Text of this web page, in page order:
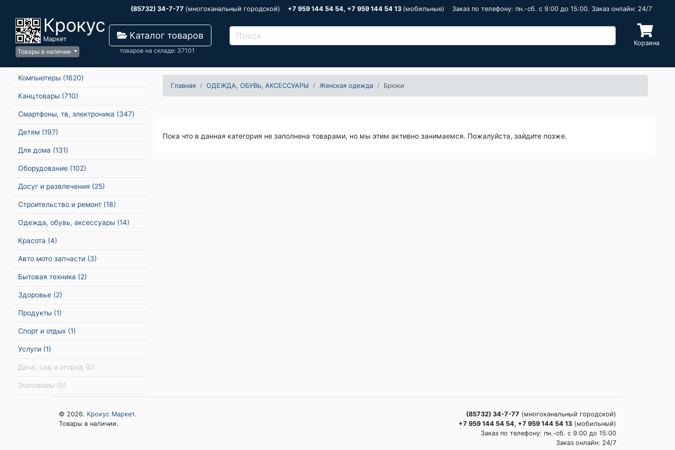
(85732) 34-7-77 (многоканальный городской) +7 959 144 54 54, +7 959 144 54 13 (мобильные) Заказ по телефону: пн.-сб. c 9:00 до 15:00. Заказ онлайн: 24/7
Крокус
Маркет
Товары в наличии
Каталог товаров
товаров на складе: 37101
Корзина
Компьютеры (1620)
Канцтовары (710)
Смартфоны, тв, электроника (347)
Детям (197)
Для дома (131)
Оборудование (102)
Досуг и развлечения (25)
Строительство и ремонт (18)
Одежда, обувь, аксессуары (14)
Красота (4)
Авто мото запчасти (3)
Бытовая техника (2)
Здоровье (2)
Продукты (1)
Спорт и отдых (1)
Услуги (1)
Дача, сад и огород (0)
Зоотовары (0)
Главная ОДЕЖДА, ОБУВЬ, АКСЕССУАРЫ Женская одежда Брюки
Пока что в данная категория не заполнена товарами, но мы этим активно занимаемся. Пожалуйста, зайдите позже.
© 2026. Крокус Маркет.
Товары в наличии.
(85732) 34-7-77 (многоканальный городской)
+7 959 144 54 54, +7 959 144 54 13 (мобильный)
Заказ по телефону: пн.-сб. c 9:00 до 15:00
Заказ онлайн: 24/7